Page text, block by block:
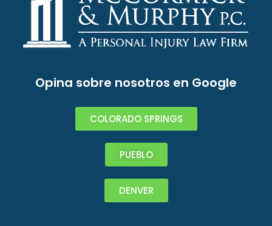
Opina sobre nosotros en Google
COLORADO SPRINGS
PUEBLO
DENVER